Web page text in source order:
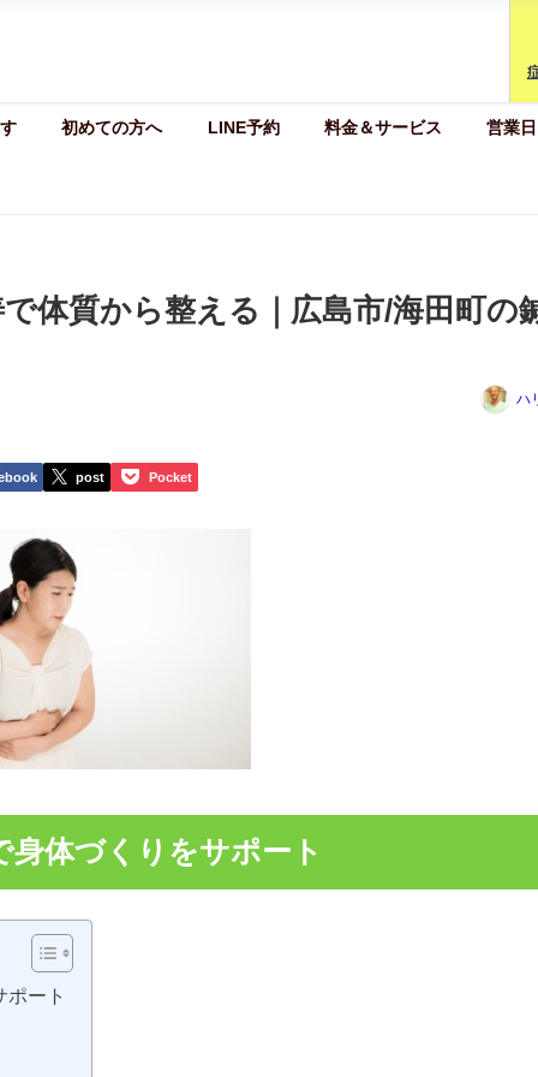
初めての方へ LINE予約 料金＆サービス 営業
で体質から整える｜広島市/海田町の
ハ
post Pocket
身体づくりをサポート
ポート